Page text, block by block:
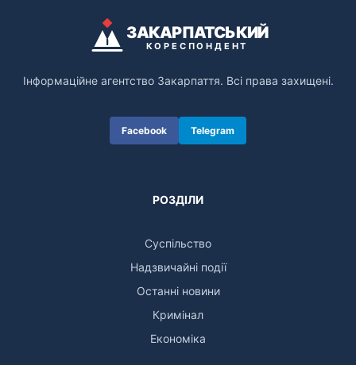
ЗАКАРПАТСЬКИЙ
КОРЕСПОНДЕНТ
Інформаційне агентство Закарпаття. Всі права захищені.
Facebook Telegram
РОЗДІЛИ
Суспільство
Надзвичайні події
Останні новини
Кримінал
Економіка